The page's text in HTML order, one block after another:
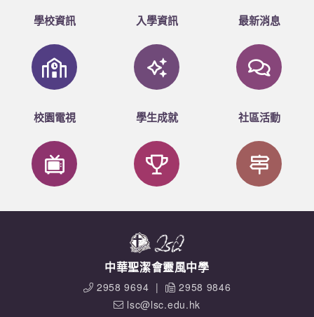
學校資訊 入學資訊 最新消息
校園電視 學生成就 社區活動
中華聖潔會靈風中學
2958 9694 |
2958 9846
lsc@lsc.edu.hk